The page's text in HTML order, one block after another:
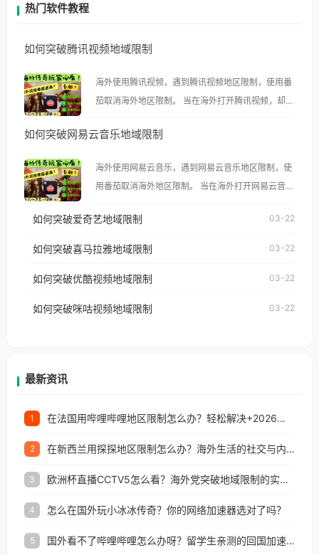
热门软件教程
如何突破腾讯视频地域限制
海外使用腾讯视频，遇到腾讯视频地区限制，使用番
茄取消海外地区限制。 当在海外打开腾讯视频，却突
示语。 海外用户如香港、澳门、台湾、美国、加拿
像其他音乐平台一样，出现地区及版权限制问题，且
仅能在中国大陆地区播放。 遇到这个问题的朋友们，
台湾、美国、加拿大、澳大利亚、欧洲等国家和地区
权限制所困扰。
如何突破网易云音乐地域限制
海外使用网易云音乐，遇到网易云音乐地区限制，使
用番茄取消海外地区限制。 当在海外打开网易云音
播放”的提示语。 海外用户如香港、澳门、台湾、美
制问题，且仅能在中国大陆地区播放。 遇到这个问题
户收听网易云音乐地区版权限制」的问题，无论人在
如何突破爱奇艺地域限制 03-22
如何突破喜马拉雅地域限制 03-22
如何突破优酷视频地域限制 03-22
如何突破咪咕视频地域限制 03-22
最新资讯
1 在法国用哔哩哔哩地区限制怎么办？轻松解决+2026世界杯看球攻略
2 在新西兰用探探地区限制怎么办？海外生活的社交与内容之困
3 欧洲杯直播CCTV5怎么看？海外党突破地域限制的实用指南
4 怎么在国外玩小冰冰传奇？你的网络加速器选对了吗？
5 国外看不了哔哩哔哩怎么办呀？留学生亲测的回国加速全攻略（含酷我音乐渤海银行解决方法）